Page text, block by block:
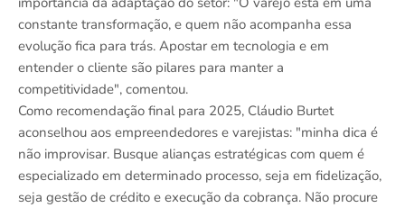
constante transformação, e quem não acompanha essa
evolução fica para trás. Apostar em tecnologia e em
entender o cliente são pilares para manter a
competitividade", comentou.
Como recomendação final para 2025, Cláudio Burtet
aconselhou aos empreendedores e varejistas: "minha dica é
não improvisar. Busque alianças estratégicas com quem é
especializado em determinado processo, seja em fidelização,
seja gestão de crédito e execução da cobrança. Não procure